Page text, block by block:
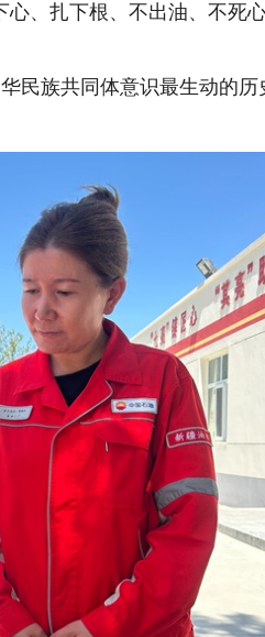
、扎下根、不出油、不死
族共同体意识最生动的历